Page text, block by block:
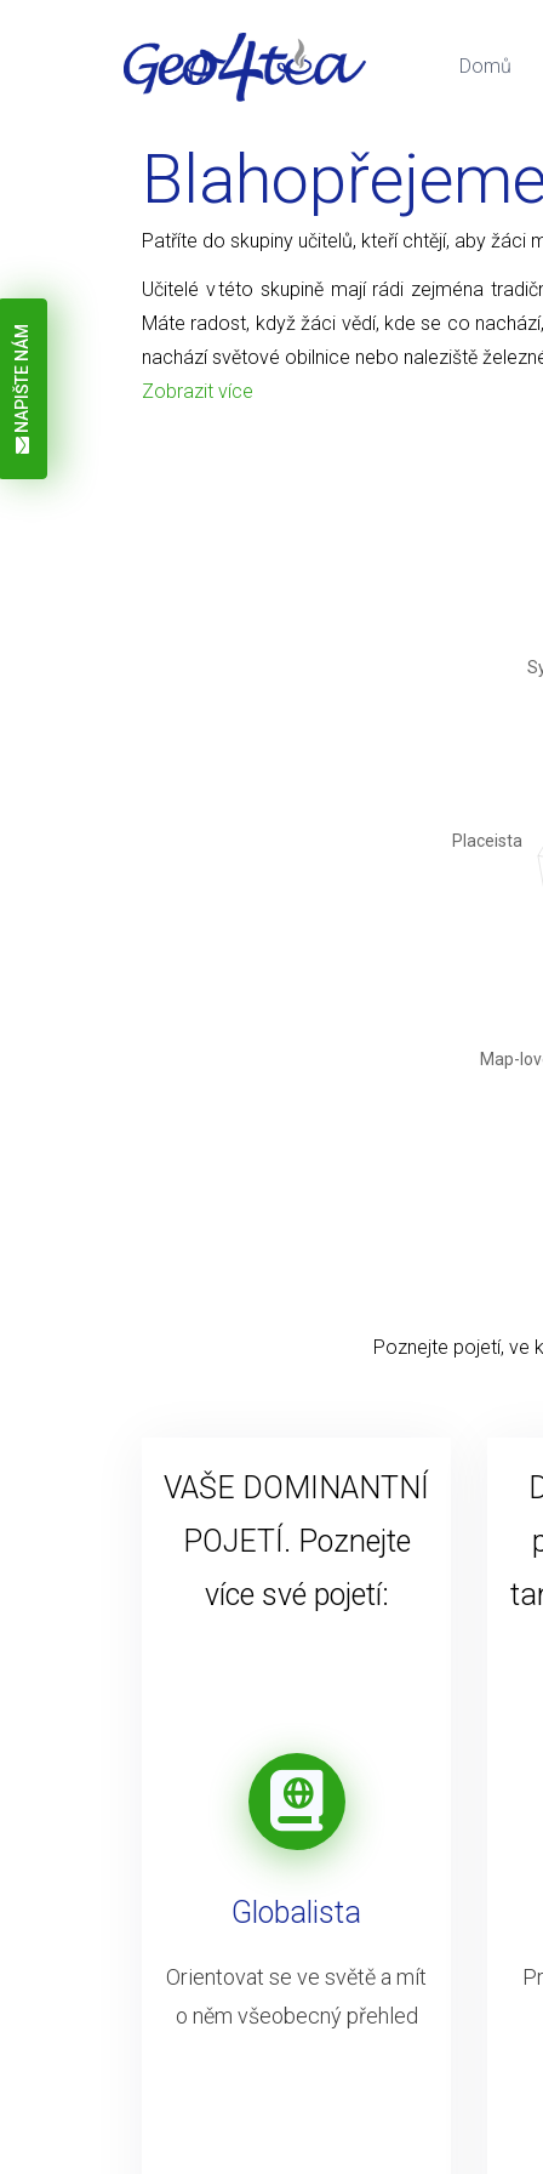
Domů
NAPIŠTE NÁM
Patříte do skupiny učitelů, kteří chtějí, aby
Učitelé v této skupině mají rádi zejména
Máte radost, když žáci vědí, kde se co
nachází světové obilnice nebo naleziště
Zobrazit více
Poznejte pojetí, ve
VAŠE DOMINANTNÍ
POJETÍ. Poznejte
více své pojetí:
Globalista
Orientovat se ve světě a mít
o něm všeobecný přehled